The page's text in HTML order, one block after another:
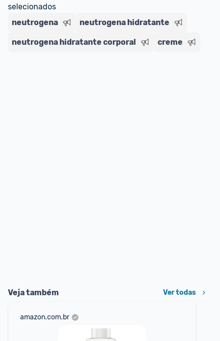
selecionados
neutrogena
neutrogena hidratante
neutrogena hidratante corporal creme
Veja também Ver todas
amazon.com.br